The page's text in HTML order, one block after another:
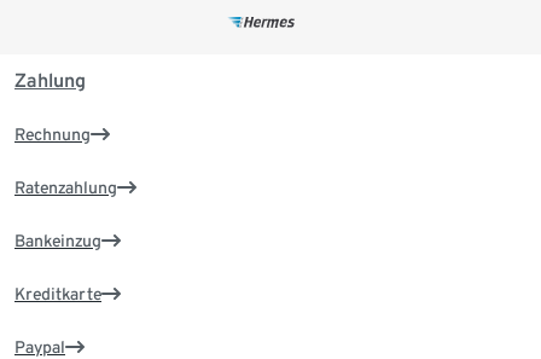
Zahlung
Rechnung
Ratenzahlung
Bankeinzug
Kreditkarte
Paypal